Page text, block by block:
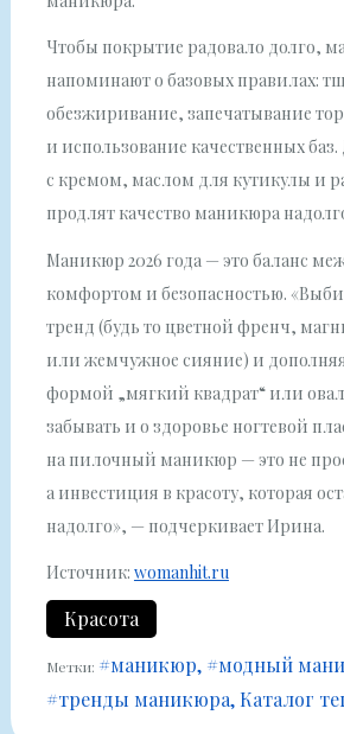
Чтобы покрытие радовало долго,
напоминают о базовых правилах:
обезжиривание, запечатывание
и использование качественных
с кремом, маслом для кутикулы и
продлят качество маникюра
Маникюр 2026 года — это баланс
комфортом и безопасностью.
тренд (будь то цветной френч,
или жемчужное сияние) и
формой „мягкий квадрат“ или
забывать и о здоровье ногтевой
на пилочный маникюр — это не
а инвестиция в красоту, которая
надолго», — подчеркивает Ирина.
Источник: womanhit.ru
Красота
Метки: #маникюр #модный
#тренды маникюра Каталог